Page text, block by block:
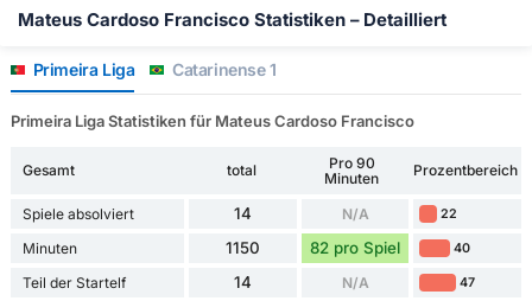
Mateus Cardoso Francisco Statistiken – Detailliert
Primeira Liga Catarinense 1
Primeira Liga Statistiken für Mateus Cardoso Francisco
Gesamt total
Pro 90
Minuten
Prozentbereich
Spiele absolviert 14 N/A 22
Minuten 1150 82 pro Spiel 40
Teil der Startelf 14 N/A 47